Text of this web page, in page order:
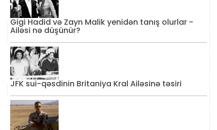
Gigi Hadid və Zayn Malik yenidən tanış olurlar -
Ailəsi nə düşünür?
JFK sui-qəsdinin Britaniya Kral Ailəsinə təsiri